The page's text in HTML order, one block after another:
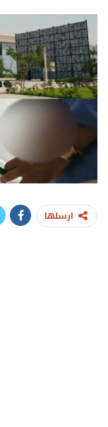
ارسلها